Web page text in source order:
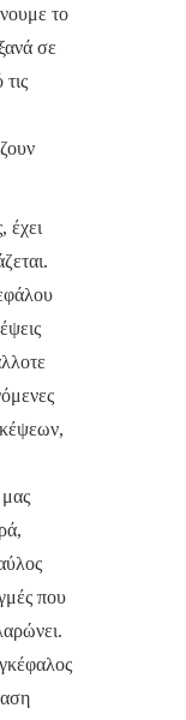
το
σε
έχει
που